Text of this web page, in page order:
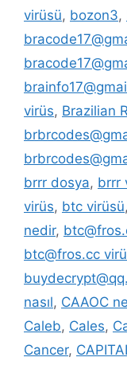
virüsü, bozon3,
virüs, Brazilian
brrr dosya, brrr
virüs, btc virüsü,
nedir,
btc@fros.cc
nasıl, CAAOC
Caleb, Cales,
Cancer,